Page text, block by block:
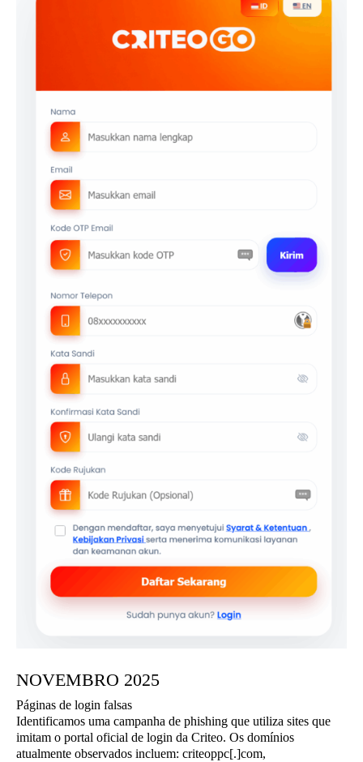
NOVEMBRO 2025
Páginas de login falsas
Identificamos uma campanha de phishing que utiliza sites que
imitam o portal oficial de login da Criteo. Os domínios
atualmente observados incluem: criteoppc[.]com,